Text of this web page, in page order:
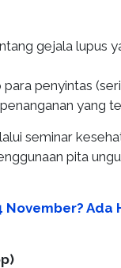
gejala lupus
penyintas
yang
seminar
pita
November? Ada